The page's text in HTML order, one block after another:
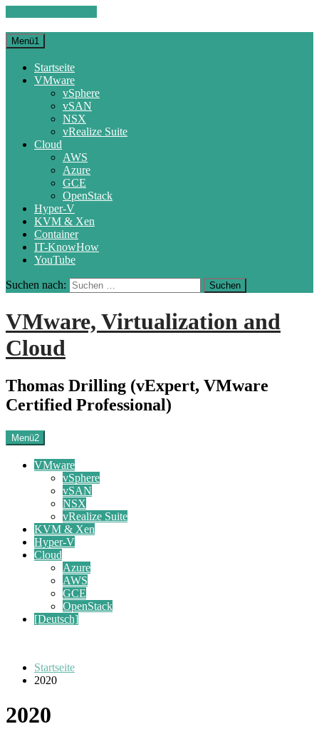
Menü1
Startseite
VMware
vSphere
vSAN
NSX
vRealize Suite
Cloud
AWS
Azure
GCE
OpenStack
Hyper-V
KVM & Xen
Container
IT-KnowHow
YouTube
Suchen nach:
VMware, Virtualization and
Cloud
Thomas Drilling (vExpert, VMware
Certified Professional)
Menü2
VMware
vSphere
vSAN
NSX
vRealize Suite
KVM & Xen
Hyper-V
Cloud
Azure
AWS
GCE
OpenStack
[Deutsch]
Startseite
2020
2020